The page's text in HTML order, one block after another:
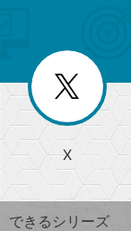
じ
る
search
検
索
上
昇
ワ
ー
閉
じ
る
ー
か
ら
探
す
X
できるシリーズ